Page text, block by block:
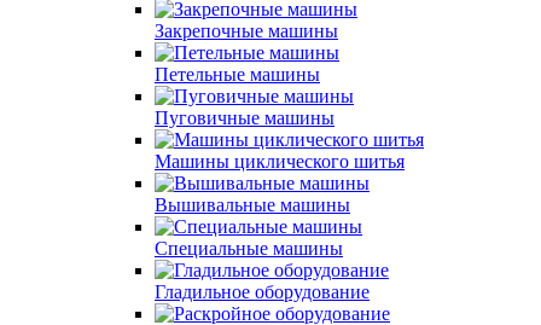
Закрепочные машины
Петельные машины
Пуговичные машины
Машины циклического шитья
Вышивальные машины
Специальные машины
Гладильное оборудование